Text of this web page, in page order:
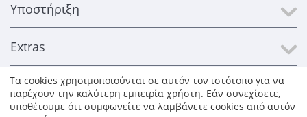
Υποστήριξη
Extras
Επικοινωνία
Τα cookies χρησιμοποιούνται σε αυτόν τον ιστότοπο για να
παρέχουν την καλύτερη εμπειρία χρήστη. Εάν συνεχίσετε,
υποθέτουμε ότι συμφωνείτε να λαμβάνετε cookies από αυτόν